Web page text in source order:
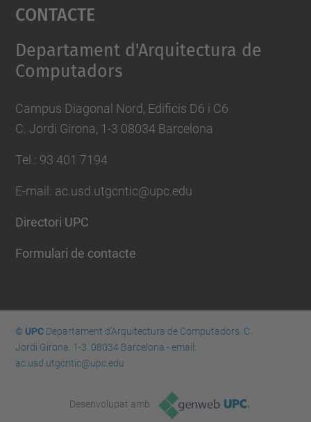
powered by
Contacte
Departament d'Arquitectura de
Computadors
Campus Diagonal Nord, Edificis D6 i C6
C. Jordi Girona, 1-3 08034 Barcelona
Tel.: 93 401 7194
E-mail: ac.usd.utgcntic@upc.edu
Directori UPC
Formulari de contacte
© UPCDepartament d'Arquitectura de Computadors. C.
Jordi Girona, 1-3. 08034 Barcelona - email:
ac.usd.utgcntic@upc.edu
Desenvolupat amb